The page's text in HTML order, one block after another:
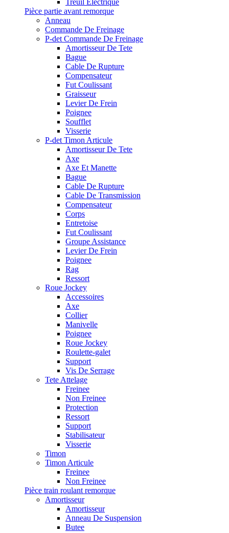
Treuil Electrique
Pièce partie avant remorque
Anneau
Commande De Freinage
P-det Commande De Freinage
Amortisseur De Tete
Bague
Cable De Rupture
Compensateur
Fut Coulissant
Graisseur
Levier De Frein
Poignee
Soufflet
Visserie
P-det Timon Articule
Amortisseur De Tete
Axe
Axe Et Manette
Bague
Cable De Rupture
Cable De Transmission
Compensateur
Corps
Entretoise
Fut Coulissant
Groupe Assistance
Levier De Frein
Poignee
Rag
Ressort
Roue Jockey
Accessoires
Axe
Collier
Manivelle
Poignee
Roue Jockey
Roulette-galet
Support
Vis De Serrage
Tete Attelage
Freinee
Non Freinee
Protection
Ressort
Support
Stabilisateur
Visserie
Timon
Timon Articule
Freinee
Non Freinee
Pièce train roulant remorque
Amortisseur
Amortisseur
Anneau De Suspension
Butee